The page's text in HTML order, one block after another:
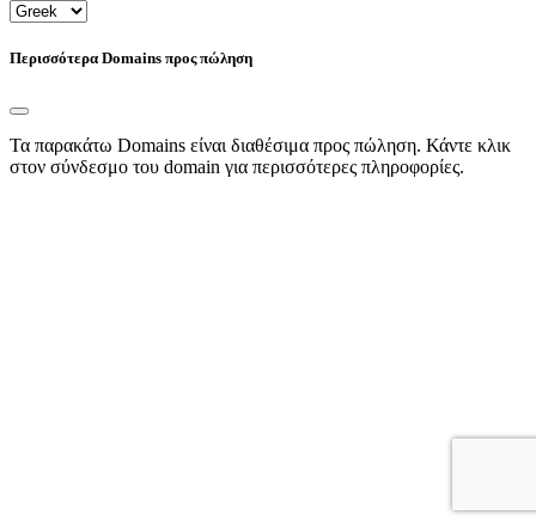
Περισσότερα Domains προς πώληση
Τα παρακάτω Domains είναι διαθέσιμα προς πώληση. Κάντε κλικ
στον σύνδεσμο του domain για περισσότερες πληροφορίες.